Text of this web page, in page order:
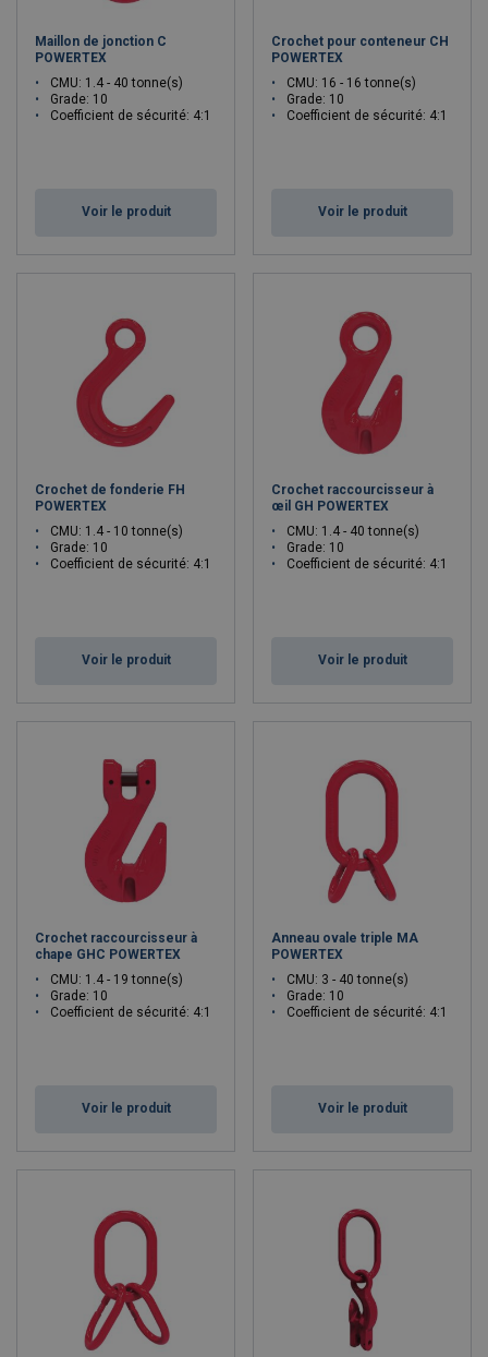
Maillon de jonction C
POWERTEX
CMU: 1.4 - 40 tonne(s)
Grade: 10
Coefficient de sécurité: 4:1
Voir le produit
Crochet pour conteneur CH
POWERTEX
CMU: 16 - 16 tonne(s)
Grade: 10
Coefficient de sécurité: 4:1
Voir le produit
Crochet de fonderie FH
POWERTEX
CMU: 1.4 - 10 tonne(s)
Grade: 10
Coefficient de sécurité: 4:1
Voir le produit
Crochet raccourcisseur à
œil GH POWERTEX
CMU: 1.4 - 40 tonne(s)
Grade: 10
Coefficient de sécurité: 4:1
Voir le produit
Crochet raccourcisseur à
chape GHC POWERTEX
CMU: 1.4 - 19 tonne(s)
Grade: 10
Coefficient de sécurité: 4:1
Voir le produit
Anneau ovale triple MA
POWERTEX
CMU: 3 - 40 tonne(s)
Grade: 10
Coefficient de sécurité: 4:1
Voir le produit